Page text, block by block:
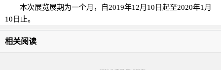
本次展览展期为一个月，自2019年12月10日起至2020年1月
10日止。
相关阅读